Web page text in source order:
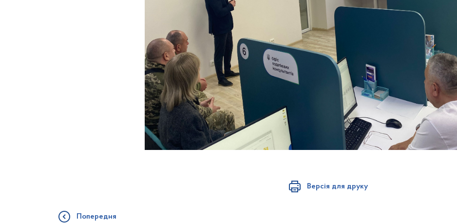
Версія для друку
Попередня